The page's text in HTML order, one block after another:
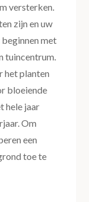
versterken.
zijn en uw
met
tuincentrum.
het planten
bloeiende
hele jaar
Om
een
toe te